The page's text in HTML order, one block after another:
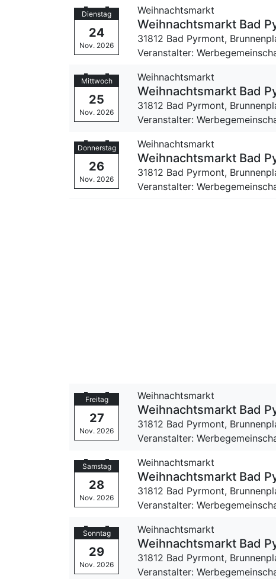
Dienstag
24
Nov. 2026
Weihnachtsmarkt
Weihnachtsmarkt Bad
31812 Bad Pyrmont,
Veranstalter:
Mittwoch
25
Nov. 2026
Weihnachtsmarkt
Weihnachtsmarkt Bad
31812 Bad Pyrmont,
Veranstalter:
Donnerstag
26
Nov. 2026
Weihnachtsmarkt
Weihnachtsmarkt Bad
31812 Bad Pyrmont,
Veranstalter:
Freitag
27
Nov. 2026
Weihnachtsmarkt
Weihnachtsmarkt Bad
31812 Bad Pyrmont,
Veranstalter:
Samstag
28
Nov. 2026
Weihnachtsmarkt
Weihnachtsmarkt Bad
31812 Bad Pyrmont,
Veranstalter:
Sonntag
29
Nov. 2026
Weihnachtsmarkt
Weihnachtsmarkt Bad
31812 Bad Pyrmont,
Veranstalter: